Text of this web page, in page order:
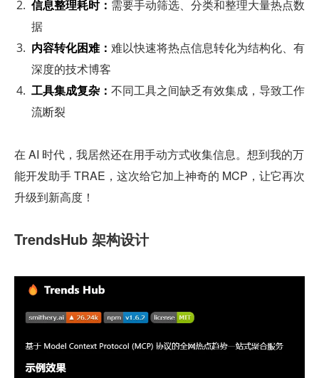
信息整理耗时： 需要手动筛选、分类和整理大量热点数
据
内容转化困难： 难以快速将热点信息转化为结构化、有
深度的技术博客
工具集成复杂： 不同工具之间缺乏有效集成，导致工作
流断裂
在 AI 时代，我居然还在用手动方式收集信息。想到我的万
能开发助手 TRAE，这次给它加上神奇的 MCP，让它再次
升级到新高度！
TrendsHub 架构设计